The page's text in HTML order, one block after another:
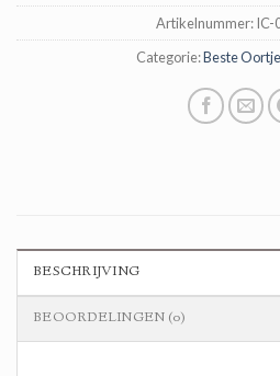
Artikelnummer:IC-
Categorie:Beste
BESCHRIJVING
BEOORDELINGEN (0)